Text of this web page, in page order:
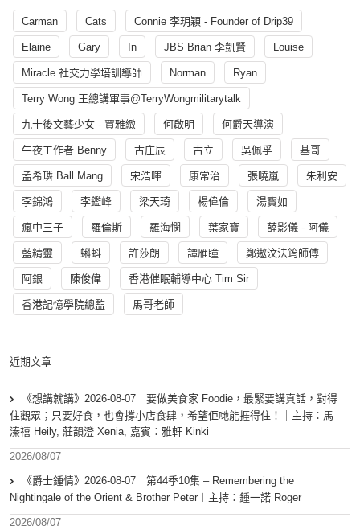
Carman Cats Connie 李玥穎 - Founder of Drip39
Elaine Gary In JBS Brian 李凱賢 Louise
Miracle 社交力學培訓導師 Norman Ryan
Terry Wong 王總講軍事@TerryWongmilitarytalk
九十後文藝少女 - 賈雅緻 何啟明 何爵天導演
午夜工作者 Benny 古庄辰 古立 吳佩孚 基哥
孟希璘 Ball Mang 宋浩暉 康常治 張曉嵐 朱利安
李錦鴻 李鑑峰 梁天琦 楊偉倫 湯寳如
瘋中三子 羅倫斯 羅海憫 葉家寶 薛影儀 - 阿儀
藍精靈 蝌蚪 許莎朗 譚雁瞳 鄭遨汶法筠師傅
阿銀 陳俊偉 香港催眠輔導中心 Tim Sir
香港記憶學院總監 馬哥老師
近期文章
《想講就講》2026-08-07｜要做美食家 Foodie，最緊要講真話，對得
住觀眾；只要好食，也會撐小店食肆，希望佢哋能捱得住！｜主持：馬
溱禧 Heily, 莊韻澄 Xenia, 嘉賓：雅軒 Kinki
2026/08/07
《爵士鍾情》2026-08-07︱第44季10集 – Remembering the
Nightingale of the Orient & Brother Peter︱主持：鍾一諾 Roger
2026/08/07